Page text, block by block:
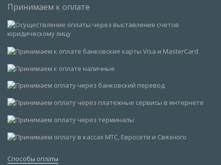
Принимаем к оплате
Способы оплаты